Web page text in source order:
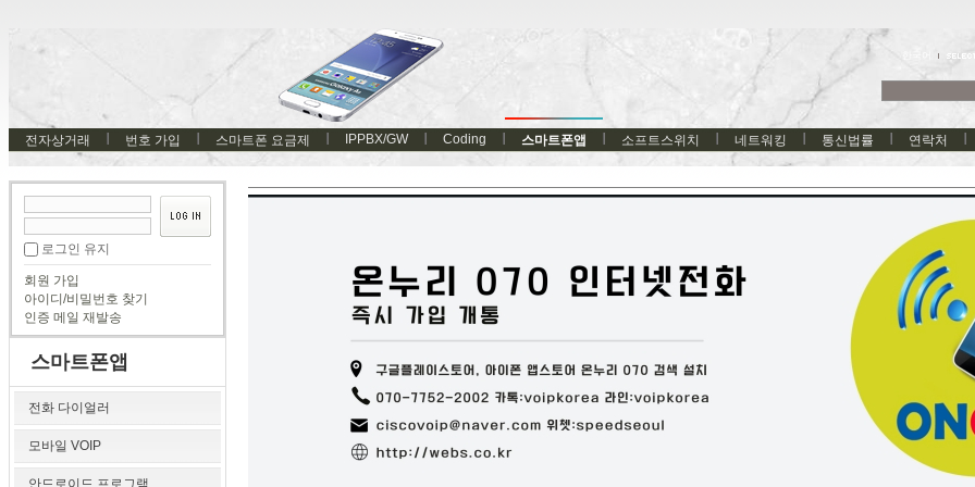
전자상거래 번호 가입 스마트폰 요금제 IPPBX/GW Coding 스마트폰앱 소프트스위치 네트워킹 통신법률 연락처
로그인 유지
회원 가입
아이디/비밀번호 찾기
인증 메일 재발송
스마트폰앱
전화 다이얼러
모바일 VOIP
안드로이드 프로그램